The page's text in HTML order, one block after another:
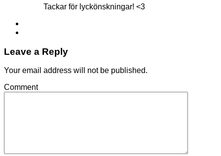
Tackar för lyckönskningar! <3
Leave a Reply
Your email address will not be published.
Comment